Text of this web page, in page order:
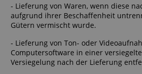
- Lieferung von Waren, wenn diese
aufgrund ihrer Beschaffenheit
Gütern vermischt wurde.
- Lieferung von Ton- oder
Computersoftware in einer
Versiegelung nach der Lieferung